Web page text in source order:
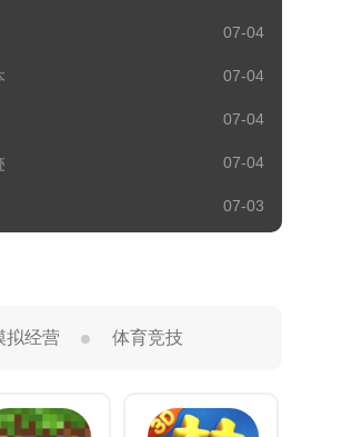
07-04
07-04
07-04
07-04
07-03
拟经营 体育竞技